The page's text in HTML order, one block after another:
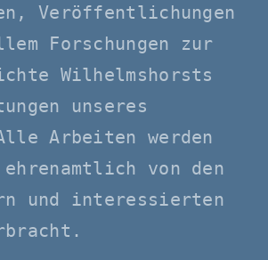
Veröffentlichungen
Forschungen zur
Wilhelmshorsts
unseres
Arbeiten werden
von den
und interessierten